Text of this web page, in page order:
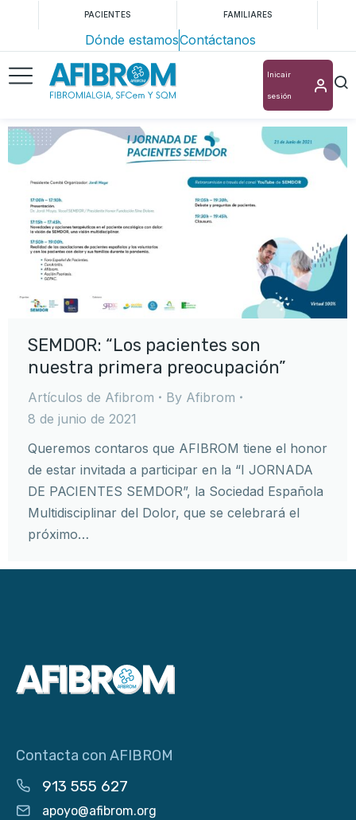
PACIENTES FAMILIARES
Dónde estamosContáctanos
Inicair
sesión
SEMDOR: “Los pacientes son
nuestra primera preocupación”
Artículos de Afibrom By Afibrom
8 de junio de 2021
Queremos contaros que AFIBROM tiene el honor
de estar invitada a participar en la “I JORNADA
DE PACIENTES SEMDOR”, la Sociedad Española
Multidisciplinar del Dolor, que se celebrará el
próximo…
Contacta con AFIBROM
913 555 627
apoyo@afibrom.org